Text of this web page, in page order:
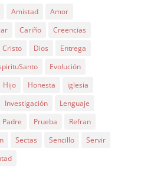
Amistad
Amor
Cariño
Creencias
Cristo Dios
Entrega
Evolución
Hijo Honesta
iglesia
Investigación
Lenguaje
Padre Prueba
Refran
Sectas Sencillo
Servir